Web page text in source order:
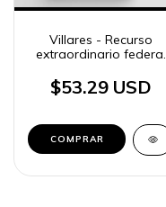
Villares - Recurso
extraordinario federal
$53.29 USD
COMPRAR